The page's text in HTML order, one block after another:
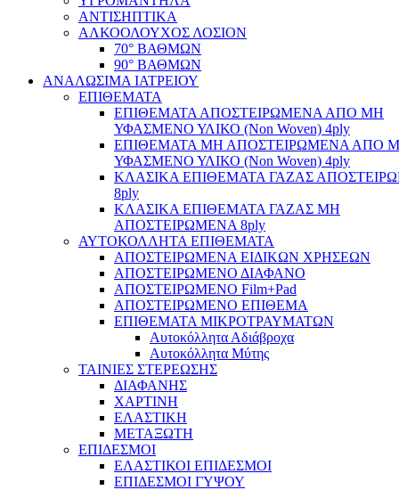
ΑΝΤΙΣΗΠΤΙΚΑ
ΑΛΚΟΟΛΟΥΧΟΣ ΛΟΣΙΟΝ
70° ΒΑΘΜΩΝ
90° ΒΑΘΜΩΝ
ΑΝΑΛΩΣΙΜΑ ΙΑΤΡΕΙΟΥ
ΕΠΙΘΕΜΑΤΑ
ΕΠΙΘΕΜΑΤΑ ΑΠΟΣΤΕΙΡΩΜΕΝΑ ΑΠΟ ΜΗ
ΥΦΑΣΜΕΝΟ ΥΛΙΚΟ (Non Woven) 4ply
ΕΠΙΘΕΜΑΤΑ ΜΗ ΑΠΟΣΤΕΙΡΩΜΕΝΑ ΑΠΟ
ΥΦΑΣΜΕΝΟ ΥΛΙΚΟ (Non Woven) 4ply
ΚΛΑΣΙΚΑ ΕΠΙΘΕΜΑΤΑ ΓΑΖΑΣ
8ply
ΚΛΑΣΙΚΑ ΕΠΙΘΕΜΑΤΑ ΓΑΖΑΣ ΜΗ
ΑΠΟΣΤΕΙΡΩΜΕΝΑ 8ply
ΑΥΤΟΚΟΛΛΗΤΑ ΕΠΙΘΕΜΑΤΑ
ΑΠΟΣΤΕΙΡΩΜΕΝΑ ΕΙΔΙΚΩΝ ΧΡΗΣΕΩΝ
ΑΠΟΣΤΕΙΡΩΜΕΝΟ ΔΙΑΦΑΝΟ
ΑΠΟΣΤΕΙΡΩΜΕΝΟ Film+Pad
ΑΠΟΣΤΕΙΡΩΜΕΝΟ ΕΠΙΘΕΜΑ
ΕΠΙΘΕΜΑΤΑ ΜΙΚΡΟΤΡΑΥΜΑΤΩΝ
Αυτοκόλλητα Αδιάβροχα
Αυτοκόλλητα Μύτης
ΤΑΙΝΙΕΣ ΣΤΕΡΕΩΣΗΣ
ΔΙΑΦΑΝΗΣ
ΧΑΡΤΙΝΗ
ΕΛΑΣΤΙΚΗ
ΜΕΤΑΞΩΤΗ
ΕΠΙΔΕΣΜΟΙ
ΕΛΑΣΤΙΚΟΙ ΕΠΙΔΕΣΜΟΙ
ΕΠΙΔΕΣΜΟΙ ΓΥΨΟΥ